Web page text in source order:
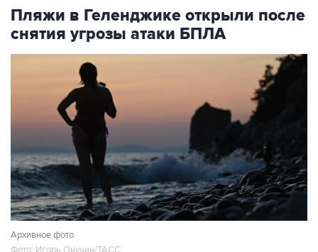
Пляжи в Геленджике открыли после
снятия угрозы атаки БПЛА
Архивное фото